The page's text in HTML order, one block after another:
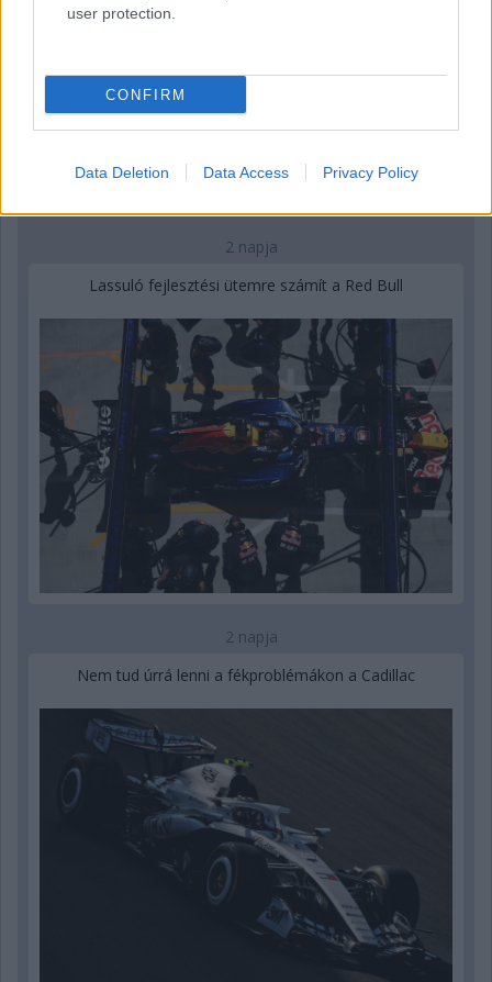
user protection.
CONFIRM
Data Deletion Data Access Privacy Policy
2 napja
Lassuló fejlesztési ütemre számít a Red Bull
2 napja
Nem tud úrrá lenni a fékproblémákon a Cadillac